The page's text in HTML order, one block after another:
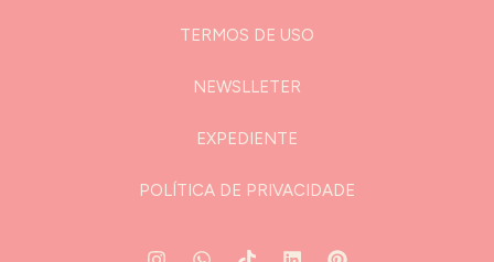
TERMOS DE USO
NEWSLLETER
EXPEDIENTE
POLÍTICA DE PRIVACIDADE